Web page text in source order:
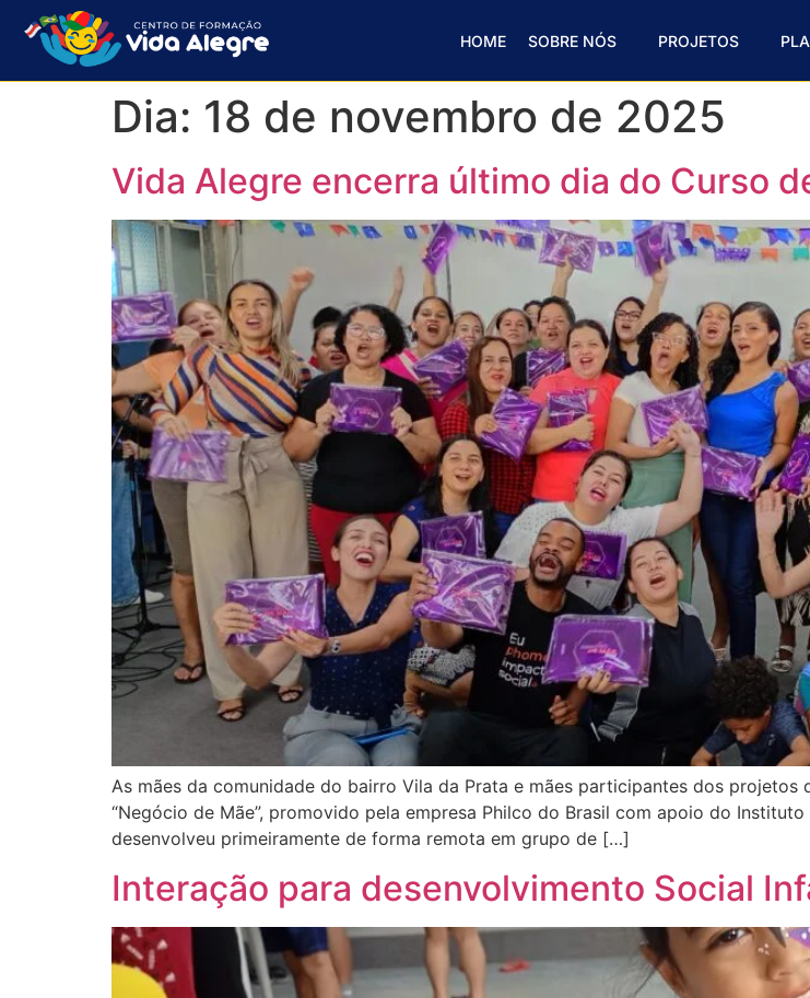
HOME SOBRE NÓS PROJETOS
Dia: 18 de novembro de 2025
Vida Alegre encerra último dia do Curso
As mães da comunidade do bairro Vila da Prata e mães participantes dos
“Negócio de Mãe”, promovido pela empresa Philco do Brasil com apoio do
desenvolveu primeiramente de forma remota em grupo de […]
Interação para desenvolvimento Social